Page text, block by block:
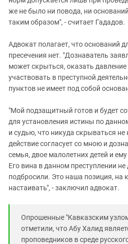
же не было ни повода, ни
таким образом", - считает Гададов.
Адвокат полагает, что оснований
пресечения нет. "Дознаватель
может скрыться, оказать давление
участвовать в преступной
пунктов не имеет под собой
"Мой подзащитный готов и будет
для установления истины по
и судью, что никуда скрываться
действие согласует со мною и
семья, двое малолетних детей и
Его вина в данном преступлении
подбросили. Это наша позиция, на
настаивать", - заключил адвокат.
Опрошенные "Кавказским
отметили, что Абу Халид
проповедников в среде